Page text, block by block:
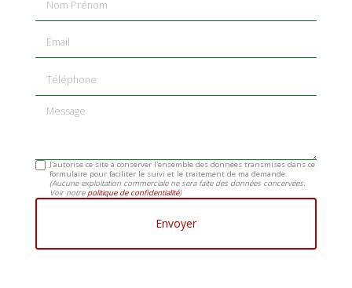
Message
J'autorise ce site à conserver l'ensemble des données transmises dans ce
formulaire pour faciliter le suivi et le traitement de ma demande.
(Aucune exploitation commerciale ne sera faite des données concervées.
Voir notre politique de confidentialité)